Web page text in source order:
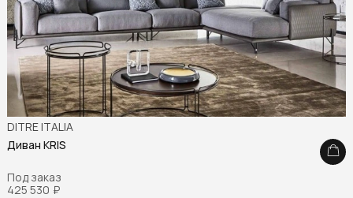
DITRE ITALIA
Диван KRIS
Под заказ
425 530 ₽